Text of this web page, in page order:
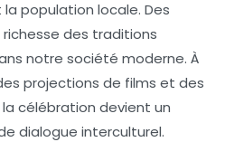
population locale. Des
richesse des traditions
notre société moderne. À
projections de films et des
célébration devient un
dialogue interculturel.